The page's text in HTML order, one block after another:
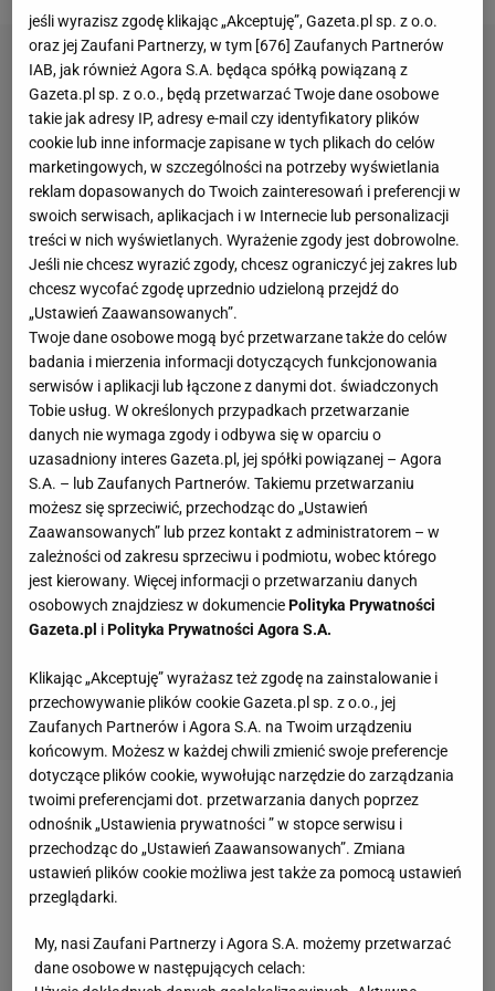
Zobacz wideoNie dla Rosji, nie dla Putina! Świat
sportu musi przejrzeć na oczy
- Rosyjskie drużyny wezmą udział w młodzieżowym
turnieju UEFA, który odbędzie się we wrześniu w
Mińsku. Zagrają też drużyny z Białorusi,
jeśli wyrazisz zgodę klikając „Akceptuję”, Gazeta.pl sp. z o.o.
oraz jej Zaufani Partnerzy, w tym [676] Zaufanych Partnerów
IAB, jak również Agora S.A. będąca spółką powiązaną z
Gazeta.pl sp. z o.o., będą przetwarzać Twoje dane osobowe
takie jak adresy IP, adresy e-mail czy identyfikatory plików
cookie lub inne informacje zapisane w tych plikach do celów
marketingowych, w szczególności na potrzeby wyświetlania
reklam dopasowanych do Twoich zainteresowań i preferencji w
swoich serwisach, aplikacjach i w Internecie lub personalizacji
treści w nich wyświetlanych. Wyrażenie zgody jest dobrowolne.
Jeśli nie chcesz wyrazić zgody, chcesz ograniczyć jej zakres lub
chcesz wycofać zgodę uprzednio udzieloną przejdź do
„Ustawień Zaawansowanych”.
Twoje dane osobowe mogą być przetwarzane także do celów
badania i mierzenia informacji dotyczących funkcjonowania
serwisów i aplikacji lub łączone z danymi dot. świadczonych
Tobie usług. W określonych przypadkach przetwarzanie
danych nie wymaga zgody i odbywa się w oparciu o
uzasadniony interes Gazeta.pl, jej spółki powiązanej – Agora
S.A. – lub Zaufanych Partnerów. Takiemu przetwarzaniu
możesz się sprzeciwić, przechodząc do „Ustawień
Zaawansowanych” lub przez kontakt z administratorem – w
zależności od zakresu sprzeciwu i podmiotu, wobec którego
jest kierowany. Więcej informacji o przetwarzaniu danych
osobowych znajdziesz w dokumenciePolityka Prywatności
Gazeta.pl iPolityka Prywatności Agora S.A.
Klikając „Akceptuję” wyrażasz też zgodę na zainstalowanie i
przechowywanie plików cookie Gazeta.pl sp. z o.o., jej
Zaufanych Partnerów i Agora S.A. na Twoim urządzeniu
końcowym. Możesz w każdej chwili zmienić swoje preferencje
dotyczące plików cookie, wywołując narzędzie do zarządzania
twoimi preferencjami dot. przetwarzania danych poprzez
odnośnik „Ustawienia prywatności ” w stopce serwisu i
przechodząc do „Ustawień Zaawansowanych”. Zmiana
ustawień plików cookie możliwa jest także za pomocą ustawień
przeglądarki.
My, nasi Zaufani Partnerzy i Agora S.A. możemy przetwarzać
dane osobowe w następujących celach: